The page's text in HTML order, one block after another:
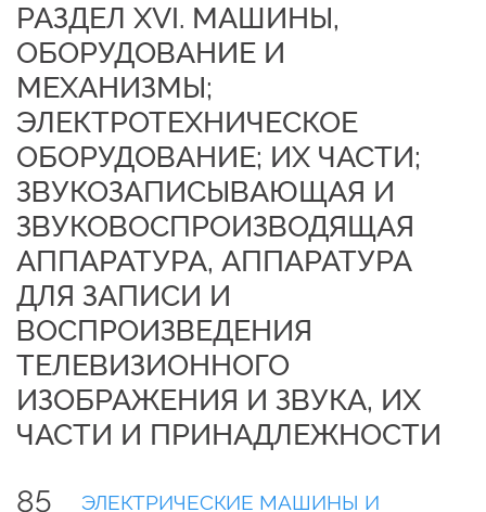
РАЗДЕЛ XVI. МАШИНЫ,
ОБОРУДОВАНИЕ И
МЕХАНИЗМЫ;
ЭЛЕКТРОТЕХНИЧЕСКОЕ
ОБОРУДОВАНИЕ; ИХ ЧАСТИ;
ЗВУКОЗАПИСЫВАЮЩАЯ И
ЗВУКОВОСПРОИЗВОДЯЩАЯ
АППАРАТУРА, АППАРАТУРА
ДЛЯ ЗАПИСИ И
ВОСПРОИЗВЕДЕНИЯ
ТЕЛЕВИЗИОННОГО
ИЗОБРАЖЕНИЯ И ЗВУКА, ИХ
ЧАСТИ И ПРИНАДЛЕЖНОСТИ
85
ЭЛЕКТРИЧЕСКИЕ МАШИНЫ И